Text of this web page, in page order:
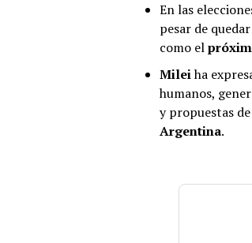
En las
pesar de
como el
Mileiha
humanos,
y propuestas
Argentina.